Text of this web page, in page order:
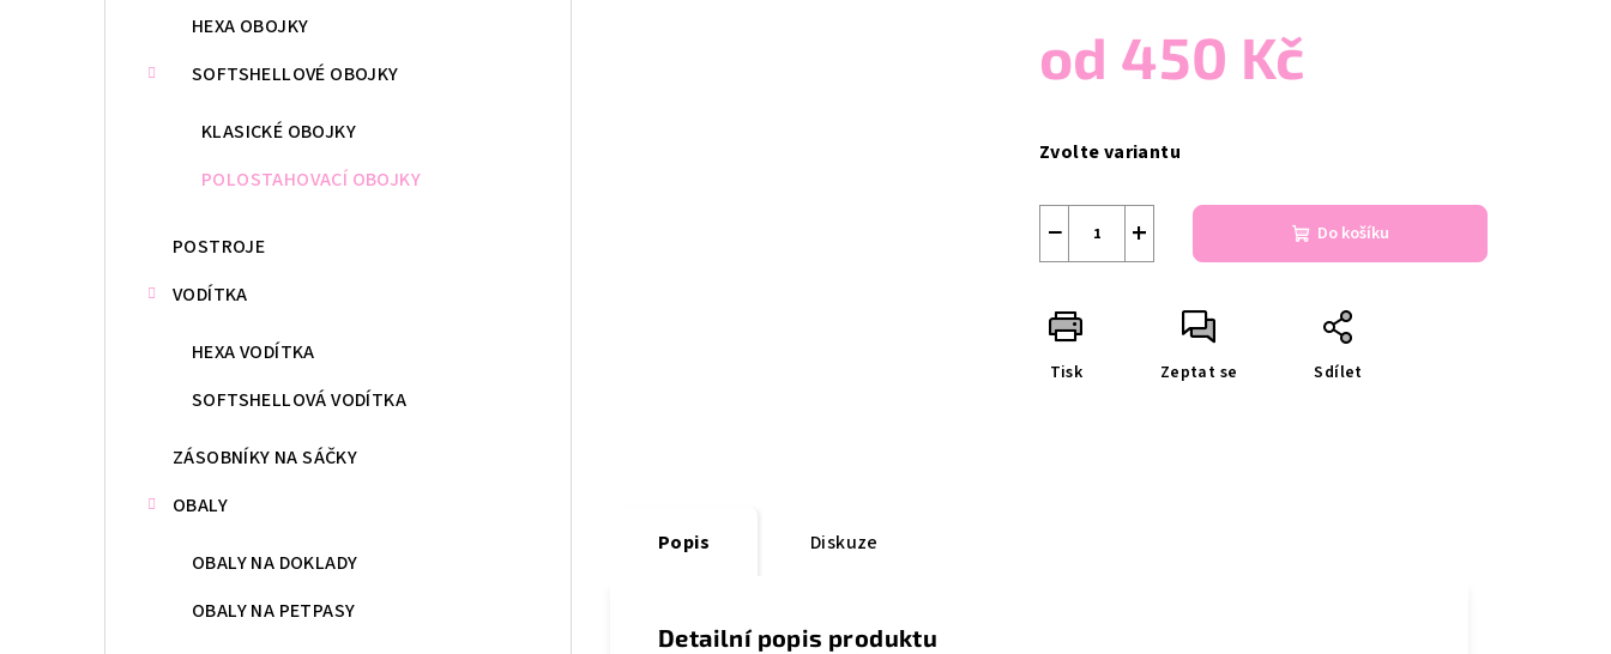
HEXA OBOJKY
SOFTSHELLOVÉ OBOJKY
KLASICKÉ OBOJKY
POLOSTAHOVACÍ OBOJKY
POSTROJE
VODÍTKA
HEXA VODÍTKA
SOFTSHELLOVÁ VODÍTKA
ZÁSOBNÍKY NA SÁČKY
OBALY
OBALY NA DOKLADY
OBALY NA PETPASY
od 450 Kč
cena:
Zvolte variantu
+
− Do košíku
Tisk Zeptat se Sdílet
Popis Diskuze
Detailní popis produktu